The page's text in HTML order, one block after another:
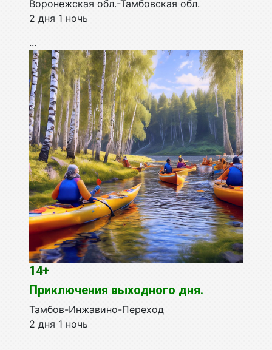
Воронежская обл.-Тамбовская обл.
2 дня 1 ночь
...
14+
Приключения выходного дня.
Тамбов-Инжавино-Переход
2 дня 1 ночь